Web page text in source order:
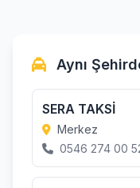
Aynı
SERA TAKSİ
Merkez
0546 274 00